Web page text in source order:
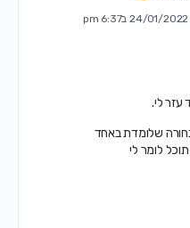
24/01/2022 ב6:37 pm
עזר לי.
שלומדת באחד
לומר לי